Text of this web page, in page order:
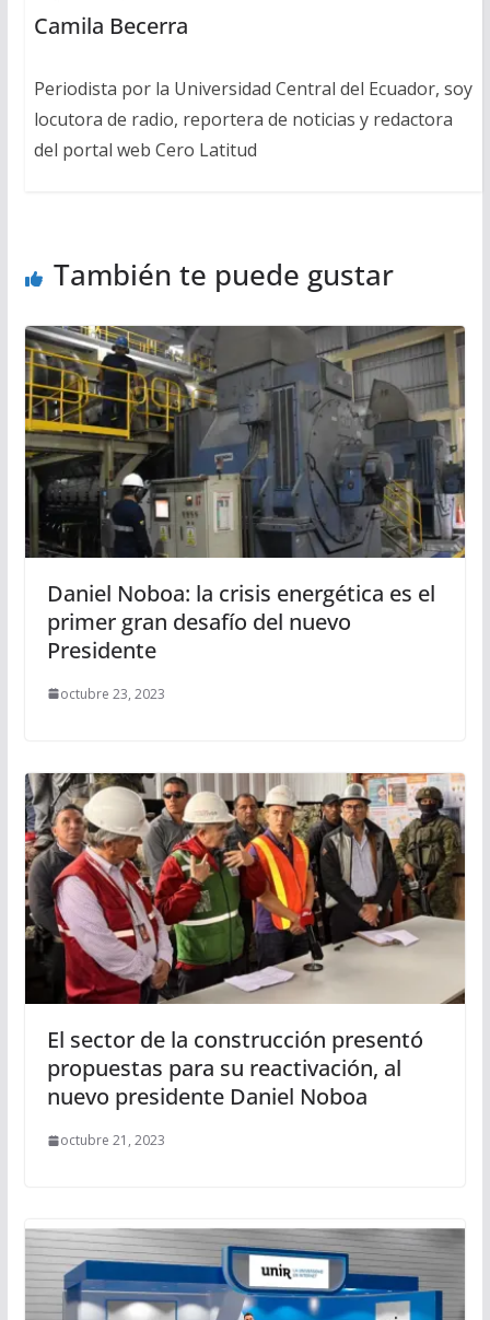
Camila Becerra
Periodista por la Universidad Central del Ecuador, soy
locutora de radio, reportera de noticias y redactora
del portal web Cero Latitud
También te puede gustar
Daniel Noboa: la crisis energética es el
primer gran desafío del nuevo
Presidente
octubre 23, 2023
El sector de la construcción presentó
propuestas para su reactivación, al
nuevo presidente Daniel Noboa
octubre 21, 2023